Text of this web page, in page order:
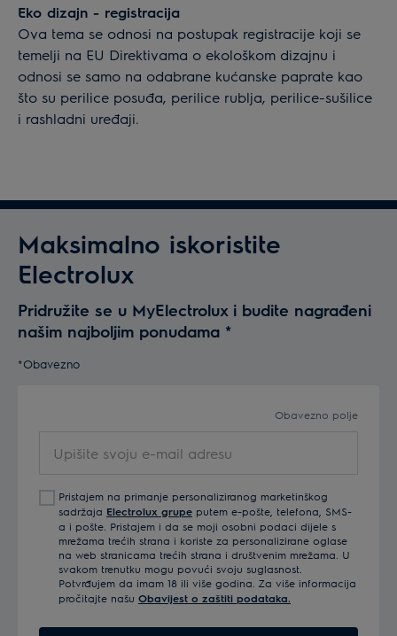
Eko dizajn - registracija
Ova tema se odnosi na postupak registracije koji se
temelji na EU Direktivama o ekološkom dizajnu i
odnosi se samo na odabrane kućanske paprate kao
što su perilice posuđa, perilice rublja, perilice-sušilice
i rashladni uređaji.
Maksimalno iskoristite
Electrolux
Pridružite se u MyElectrolux i budite nagrađeni
našim najboljim ponudama *
*Obavezno
Obavezno polje
svoju
mail
adresu
Pristajem na primanje personaliziranog marketinškog
sadržaja Electrolux grupe putem e-pošte, telefona, SMS-
a i pošte. Pristajem i da se moji osobni podaci dijele s
mrežama trećih strana i koriste za personalizirane oglase
na web stranicama trećih strana i društvenim mrežama. U
svakom trenutku mogu povući svoju suglasnost.
Potvrđujem da imam 18 ili više godina. Za više informacija
pročitajte našu Obavijest o zaštiti podataka.